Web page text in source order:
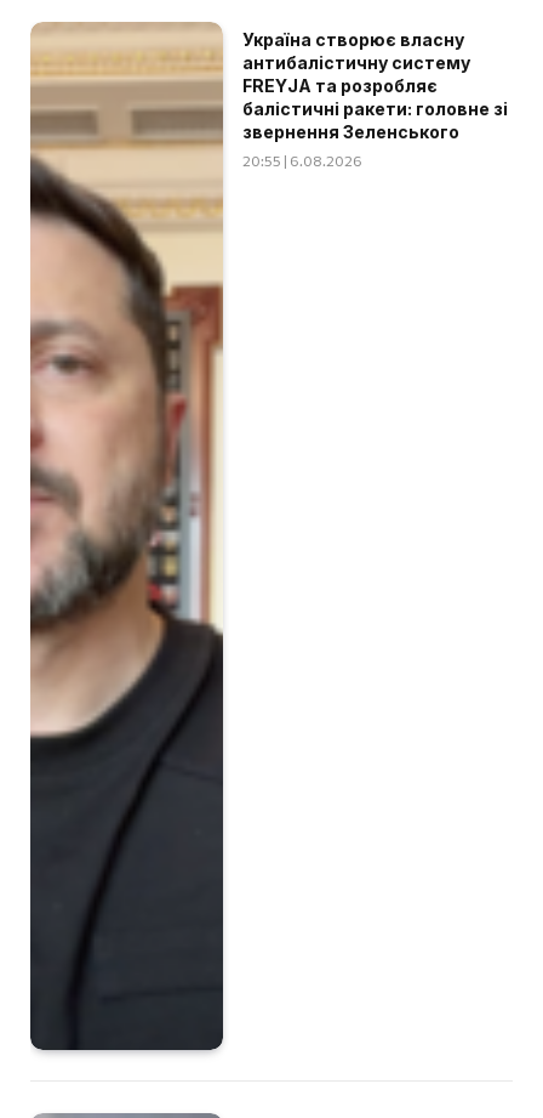
Україна створює власну
антибалістичну систему
FREYJA та розробляє
балістичні ракети: головне зі
звернення Зеленського
20:55 | 6.08.2026